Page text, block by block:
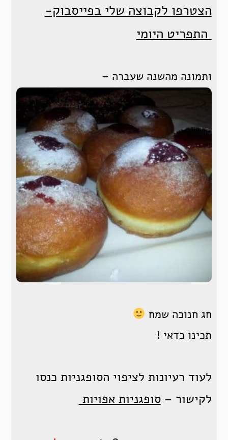
הצטרפו לקבוצה שלי בפייסבוק-
התפריט היומי
ותמונה מהשנה שעברה –
חג חנוכה שמח
תכינו כדאי !
לעוד רעיונות לציפוי הסופגניות כנסו
לקישור –סופגניות אפויות